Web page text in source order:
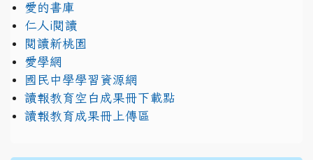
愛的書庫
仁人i閱讀
閱讀新桃園
愛學網
國民中學學習資源網
讀報教育空白成果冊下載點
讀報教育成果冊上傳區